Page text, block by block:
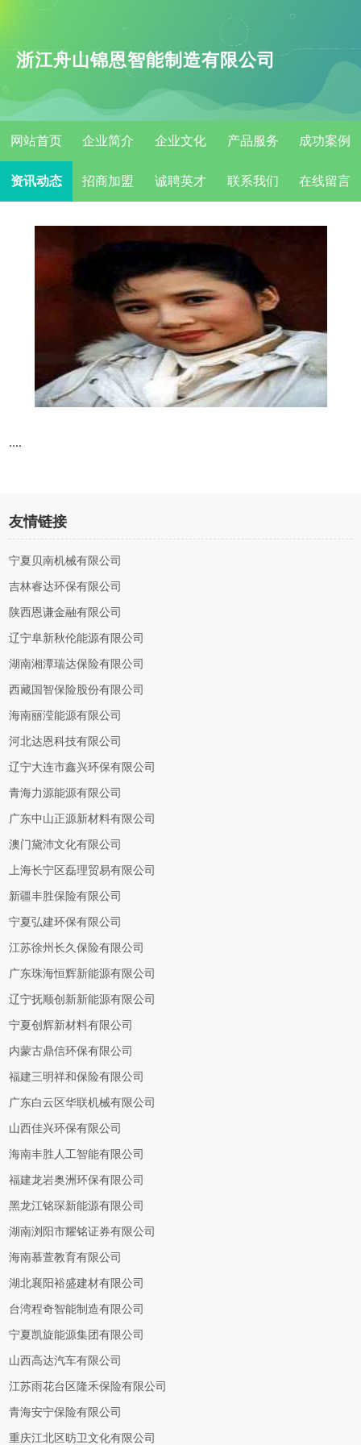
浙江舟山锦恩智能制造有限公司
网站首页 企业简介 企业文化 产品服务 成功案例
资讯动态 招商加盟 诚聘英才 联系我们 在线留言
....
友情链接
宁夏贝南机械有限公司
吉林睿达环保有限公司
陕西恩谦金融有限公司
辽宁阜新秋伦能源有限公司
湖南湘潭瑞达保险有限公司
西藏国智保险股份有限公司
海南丽滢能源有限公司
河北达恩科技有限公司
辽宁大连市鑫兴环保有限公司
青海力源能源有限公司
广东中山正源新材料有限公司
澳门黛沛文化有限公司
上海长宁区磊理贸易有限公司
新疆丰胜保险有限公司
宁夏弘建环保有限公司
江苏徐州长久保险有限公司
广东珠海恒辉新能源有限公司
辽宁抚顺创新新能源有限公司
宁夏创辉新材料有限公司
内蒙古鼎信环保有限公司
福建三明祥和保险有限公司
广东白云区华联机械有限公司
山西佳兴环保有限公司
海南丰胜人工智能有限公司
福建龙岩奥洲环保有限公司
黑龙江铭琛新能源有限公司
湖南浏阳市耀铭证券有限公司
海南慕萱教育有限公司
湖北襄阳裕盛建材有限公司
台湾程奇智能制造有限公司
宁夏凯旋能源集团有限公司
山西高达汽车有限公司
江苏雨花台区隆禾保险有限公司
青海安宁保险有限公司
重庆江北区昉卫文化有限公司